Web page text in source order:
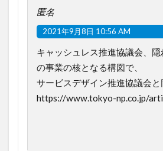
匿名
2021年9月8日 10:56 AM
キャッシュレス推進協議会、
の事業の核となる構図で、
サービスデザイン推進協議会と
https://www.tokyo-np.co.jp/